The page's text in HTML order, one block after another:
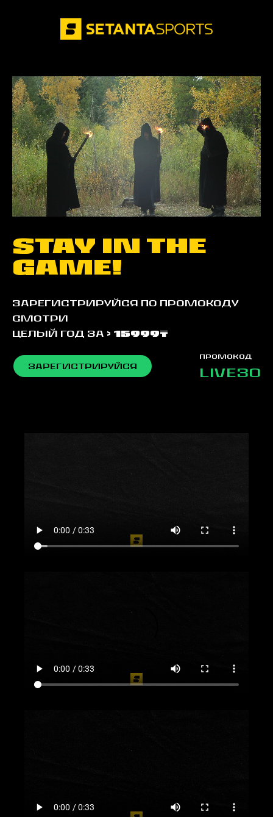
STAY IN THE
GAME!
Зарегистрируйся по промокоду
смотри
целый год за > 15999₸
ЗАРЕГИСТРИРУЙСЯ
промокод
LIVE30